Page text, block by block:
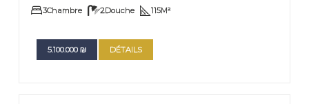
3Chambre 2Douche 115M²
5.100.000 ₪ DÉTAILS